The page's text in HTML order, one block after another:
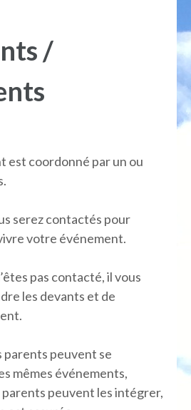
/
est coordonné par un ou
serez contactés pour
votre événement.
pas contacté, il vous
les devants et de
parents peuvent se
mêmes événements,
parents peuvent les intégrer,